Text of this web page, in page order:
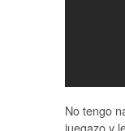
No tengo
juegazo y